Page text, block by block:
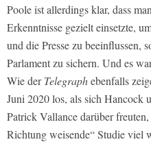
Poole ist allerdings klar, dass
Erkenntnisse gezielt einsetzte,
und die Presse zu beeinflussen,
Parlament zu sichern. Und es
Wie derTelegraphebenfalls
Juni 2020 los, als sich Hancock
Patrick Vallance darüber
Richtung weisende“ Studie viel